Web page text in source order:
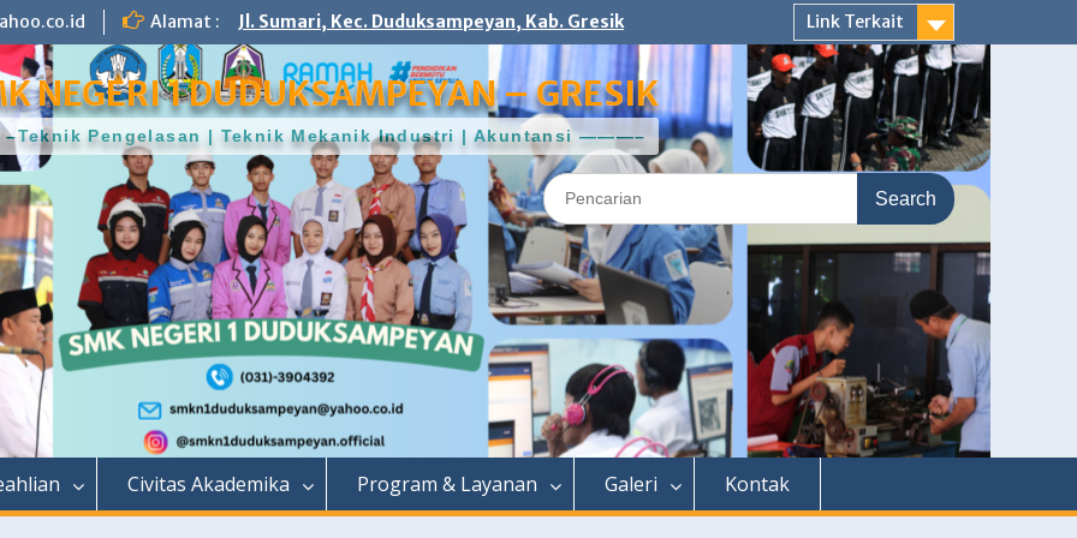
Alamat : Jl. Sumari, Kec. Duduksampeyan, Kab. Gresik Link Terkait
NEGERI 1 DUDUKSAMPEYAN – GRESIK
Pengelasan | Teknik Mekanik Industri | Akuntansi ———–
Search
for:
Civitas Akademika Program & Layanan Galeri Kontak